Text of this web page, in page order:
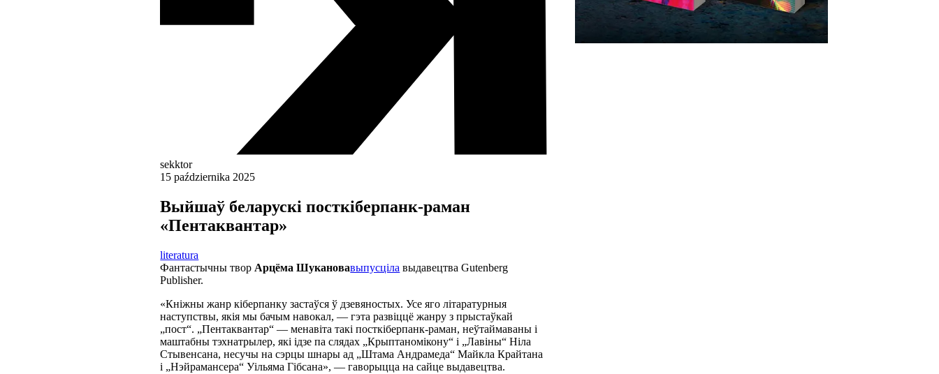
sekktor
15 października 2025
Выйшаў беларускі посткіберпанк-раман
«Пентаквантар»
literatura
Фантастычны твор Арцёма Шукановавыпусціла выдавецтва Gutenberg
Publisher.
«Кніжны жанр кіберпанку застаўся ў дзевяностых. Усе яго літаратурныя
наступствы, якія мы бачым навокал, — гэта развіццё жанру з прыстаўкай
„пост“. „Пентаквантар“ — менавіта такі посткіберпанк-раман, неўтаймаваны і
маштабны тэхнатрылер, які ідзе па слядах „Крыптаномікону“ і „Лавіны“ Ніла
Стывенсана, несучы на сэрцы шнары ад „Штама Андрамеда“ Майкла Крайтана
і „Нэйрамансера“ Уільяма Гібсана», — гаворыцца на сайце выдавецтва.